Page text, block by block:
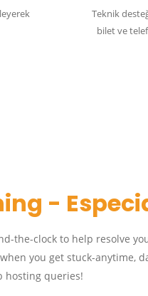
Teknik
bilet ve
-
the-clock to help resolve
you get stuck-anytime,
hosting queries!